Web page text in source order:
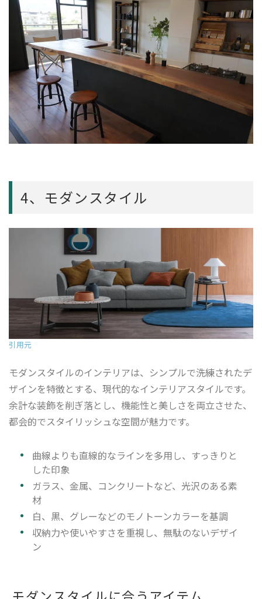
4、モダンスタイル
引用元
モダンスタイルのインテリアは、シンプルで洗練されたデ
ザインを特徴とする、現代的なインテリアスタイルです。
余計な装飾を削ぎ落とし、機能性と美しさを両立させた、
都会的でスタイリッシュな空間が魅力です。
曲線よりも直線的なラインを多用し、すっきりと
した印象
ガラス、金属、コンクリートなど、光沢のある素
材
白、黒、グレーなどのモノトーンカラーを基調
収納力や使いやすさを重視し、無駄のないデザイ
ン